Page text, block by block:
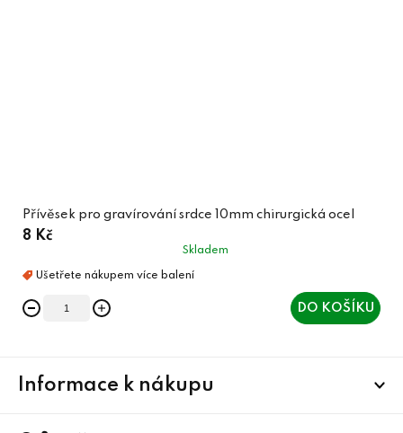
Přívěsek pro gravírování srdce 10mm chirurgická ocel
8 Kč
Skladem
DO KOŠÍKU
Informace k nákupu